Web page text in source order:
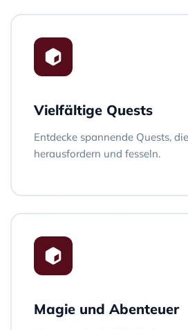
Vielfältige Quests
Entdecke spannende Quests,
herausfordern und fesseln.
Magie und Abenteuer